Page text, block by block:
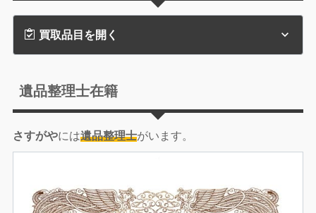
買取品目を開く
遺品整理士在籍
さすがやには遺品整理士がいます。